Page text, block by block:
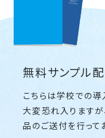
無料サンプル
こちらは学校での導
大変恐れ入ります
品のご送付を行って